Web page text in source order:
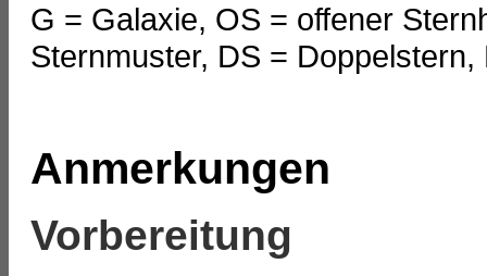
G = Galaxie, OS = offener
Sternmuster, DS =
Anmerkungen
Vorbereitung